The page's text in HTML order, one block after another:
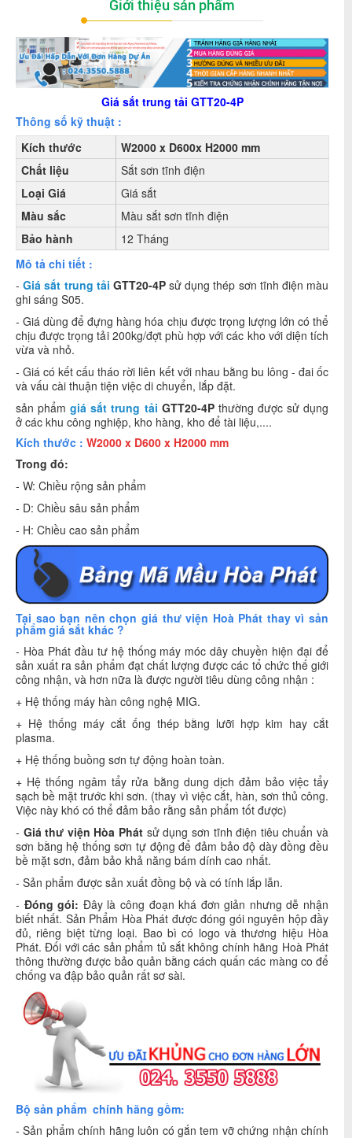
Giới thiệu sản phẩm
Giá sắt trung tải GTT20-4P
Thông số kỹ thuật :
Kích thước
W2000 x D600x H2000 mm
Chất liệu
Sắt sơn tĩnh điện
Loại Giá
Giá sắt
Màu sắc
Màu sắt sơn tĩnh điện
Bảo hành
12 Tháng
Mô tả chi tiết :
-Giá sắt trung tải GTT20-4Psử dụng thép sơn tĩnh điện màu
ghi sáng S05.
- Giá dùng để đựng hàng hóa chịu được trọng lượng lớn có thể
chịu được trọng tải 200kg/đợt phù hợp với các kho với diện tích
vừa và nhỏ.
- Giá có kết cấu tháo rời liên kết với nhau bằng bu lông - đai ốc
và vấu cài thuận tiện việc di chuyển, lắp đặt.
sản phẩmgiá sắt trung tải GTT20-4Pthường được sử dụng
ở các khu công nghiệp, kho hàng, kho để tài liệu,....
Kích thước : W2000 x D600 x H2000 mm
Trong đó:
- W: Chiều rộng sản phẩm
- D: Chiều sâu sản phẩm
- H: Chiều cao sản phẩm
Tại sao bạn nên chọn giá thư viện Hoà Phát thay vì sản
phẩm giá sắt khác ?
- Hòa Phát đầu tư hệ thống máy móc dây chuyền hiện đại để
sản xuất ra sản phẩm đạt chất lượng được các tổ chức thế giới
công nhận, và hơn nữa là được người tiêu dùng công nhận :
+ Hệ thống máy hàn công nghệ MIG.
+ Hệ thống máy cắt ống thép bằng lưỡi hợp kim hay cắt
plasma.
+ Hệ thống buồng sơn tự động hoàn toàn.
+ Hệ thống ngâm tẩy rửa bằng dung dịch đảm bảo việc tẩy
sạch bề mặt trước khi sơn. (thay vì việc cắt, hàn, sơn thủ công.
Việc này khó có thể đảm bảo rằng sản phẩm tốt được)
- Giá thư viện Hòa Phát sử dụng sơn tĩnh điện tiêu chuẩn và
sơn bằng hệ thống sơn tự động để đảm bảo độ dày đồng đều
bề mặt sơn, đảm bảo khả năng bám dính cao nhất.
- Sản phẩm được sản xuất đồng bộ và có tính lắp lẫn.
- Đóng gói: Đây là công đoạn khá đơn giản nhưng dễ nhận
biết nhất. Sản Phẩm Hòa Phát được đóng gói nguyên hộp đầy
đủ, riêng biệt từng loại. Bao bì có logo và thương hiệu Hòa
Phát. Đối với các sản phẩm tủ sắt không chính hãng Hoà Phát
thông thường được bảo quản bằng cách quấn các màng co để
chống va đập bảo quản rất sơ sài.
Bộ sản phẩm chính hãng gồm:
- Sản phẩm chính hãng luôn có gắn tem vỡ chứng nhận chính